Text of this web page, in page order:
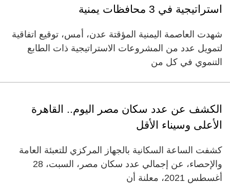
استراتيجية في 3 محافظات يمنية
شهدت العاصمة اليمنية المؤقتة عدن، أمس، توقيع اتفاقية
لتمويل عدد من المشروعات الاستراتيجية ذات الطابع
التنموي في كل من
الكشف عن عدد سكان مصر اليوم.. القاهرة
الأعلى وسيناء الأقل
كشفت الساعة السكانية بالجهاز المركزي للتعبئة العامة
والإحصاء، عن إجمالي عدد سكان مصر، السبت، 28
أغسطس 2021، معلنة أن